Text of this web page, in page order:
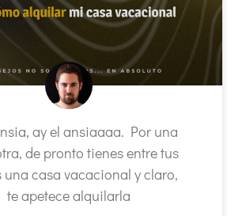
ay el ansiaaaa. Por una
de pronto tienes entre tus
una casa vacacional y claro,
te apetece alquilarla